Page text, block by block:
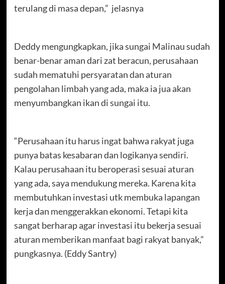
terulang di masa depan,” jelasnya
Deddy mengungkapkan, jika sungai Malinau sudah
benar-benar aman dari zat beracun, perusahaan
sudah mematuhi persyaratan dan aturan
pengolahan limbah yang ada, maka ia jua akan
menyumbangkan ikan di sungai itu.
“Perusahaan itu harus ingat bahwa rakyat juga
punya batas kesabaran dan logikanya sendiri.
Kalau perusahaan itu beroperasi sesuai aturan
yang ada, saya mendukung mereka. Karena kita
membutuhkan investasi utk membuka lapangan
kerja dan menggerakkan ekonomi. Tetapi kita
sangat berharap agar investasi itu bekerja sesuai
aturan memberikan manfaat bagi rakyat banyak,”
pungkasnya. (Eddy Santry)